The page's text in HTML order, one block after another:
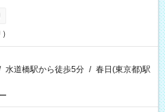
水道橋駅から徒歩5分 / 春日(東京都)駅